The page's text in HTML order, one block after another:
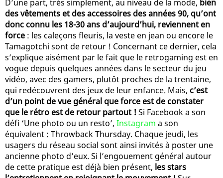
D’une part, très simplement, au niveau de la mode, bien
des vêtements et des accessoires des années 90, qu’ont
donc connu les 18-30 ans d’aujourd’hui, reviennent en
force : les caleçons fleuris, la veste en jean ou encore le
Tamagotchi sont de retour ! Concernant ce dernier, cela
s’explique aisément par le fait que le retrogaming est en
vogue depuis quelques années dans le secteur du jeu
vidéo, avec des gamers, plutôt proches de la trentaine,
qui redécouvrent des jeux de leur enfance. Mais, c’est
d’un point de vue général que force est de constater
que le rétro est de retour partout ! Si Facebook a son
défi ‘Une photo ou un resto’, Instagram a son
équivalent : Throwback Thursday. Chaque jeudi, les
usagers du réseau social sont ainsi invités à poster une
ancienne photo d’eux. Si l’engouement général autour
de cette pratique est déjà bien présent, les stars